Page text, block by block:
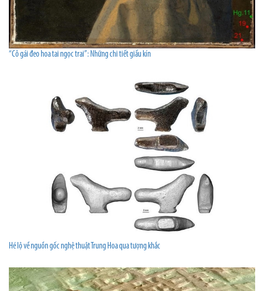
“Cô gái đeo hoa tai ngọc trai”: Những chi tiết giấu kín
Hé lộ về nguồn gốc nghệ thuật Trung Hoa qua tượng khắc